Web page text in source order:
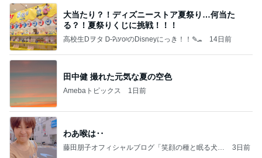
大当たり？！ディズニーストア夏祭り…何当た
る？！夏祭りくじに挑戦！！！
高校生Dヲタ Ꭰ-ᎮꭵꭹꭴのDisneyにっき！！✎ܚ 14日前
田中健 撮れた元気な夏の空色
Amebaトピックス 1日前
わあ喉は‥
藤田朋子オフィシャルブログ「笑顔の種と眠る犬」
3日前